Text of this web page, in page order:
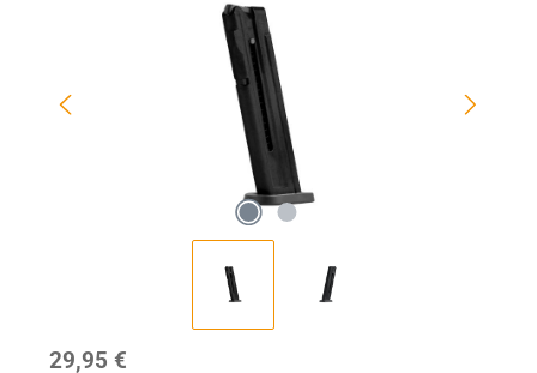
Regulärer Preis:
29,95 €